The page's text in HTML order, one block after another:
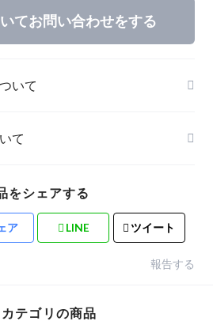
てお問い合わせをする
いて
て
をシェアする
ア LINE ツイート
報告する
テゴリの商品